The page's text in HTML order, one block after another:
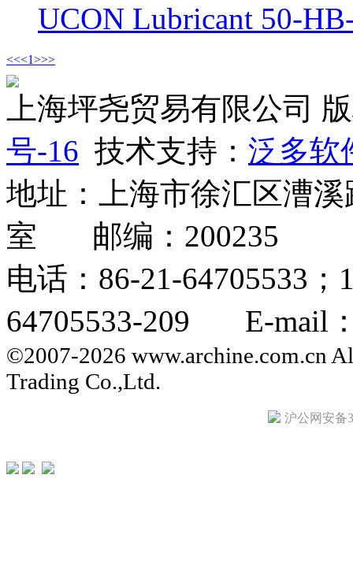
UCON Lubricant 50-
<<<1>>>
上海坪尧贸易有限公司
号-16 技术支持： 泛多软
地址：上海市徐汇区漕
室 邮编：200235
电话：86-21-64705533
64705533-209 E-mail：
©2007-2026 www.archine.com.cn
Trading Co.,Ltd.
沪公网安备